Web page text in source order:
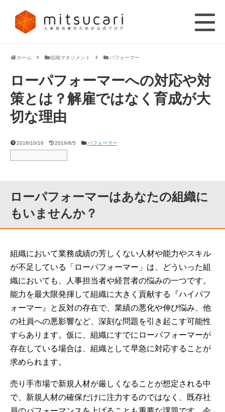
ホーム 組織マネジメント パフォーマー
ローパフォーマーへの対応や対
策とは？解雇ではなく育成が大
切な理由
2018/10/16 2019/8/5 パフォーマー
ローパフォーマーはあなたの組織に
もいませんか？
組織において業務成績の芳しくない人材や能力やスキル
が不足している「ローパフォーマー」は、どういった組
織においても、人事担当者や経営者の悩みの一つです。
能力を最大限発揮して組織に大きく貢献する『ハイパフ
ォーマー』と反対の存在で、業績の悪化や伸び悩み、他
の社員への悪影響など、深刻な問題を引き起こす可能性
すらあります。仮に、組織にすでにローパフォーマーが
存在している場合は、組織として早急に対応することが
求められます。
売り手市場で新規人材が厳しくなることが想定される中
で、新規人材の確保だけに注力するのではなく、既存社